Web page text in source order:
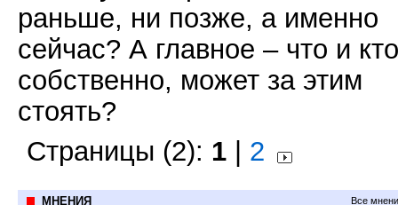
раньше, ни позже, а именно
сейчас? А главное – что и
собственно, может за этим
стоять?
Страницы (2): 1 2
МНЕНИЯ Все